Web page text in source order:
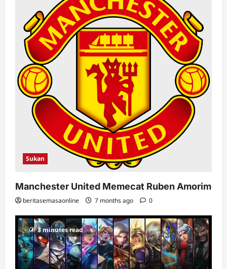
Sukan
Manchester United Memecat Ruben Amorim
beritasemasaonline 7 months ago 0
3 minutes read